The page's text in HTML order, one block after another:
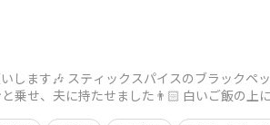
します🎶 スティックスパイスのブラックペ
乗せ、夫に持たせました👨🏻 白いご飯の上